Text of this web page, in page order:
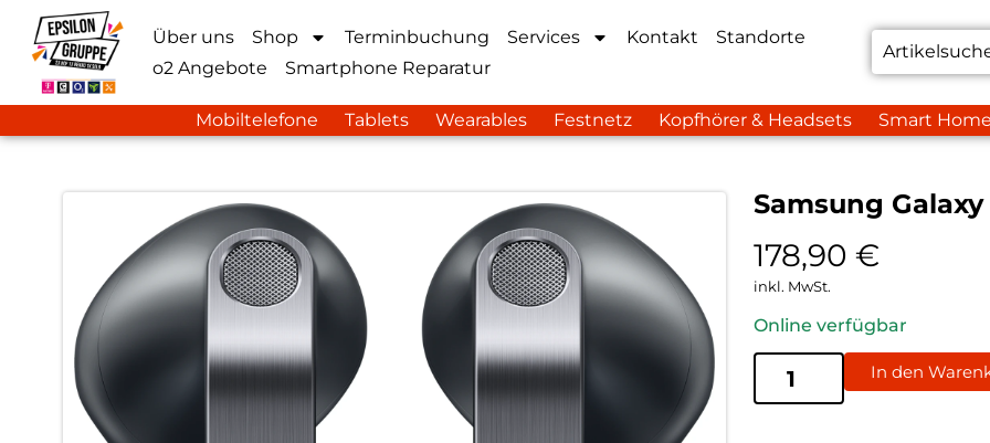
Über uns Shop Terminbuchung Services Kontakt
Standorte
o2 Angebote
Smartphone Reparatur
Mobiltelefone Tablets Wearables Festnetz Kopfhörer & Headsets Smart Home
Samsung
178,90 €
inkl. MwSt.
Online verfügbar
In den